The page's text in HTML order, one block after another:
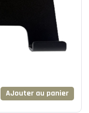
AJouter au panier